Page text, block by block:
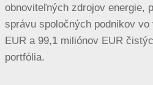
obnoviteľných zdrojov energie,
správu spoločných podnikov
EUR a 99,1 miliónov EUR
portfólia.